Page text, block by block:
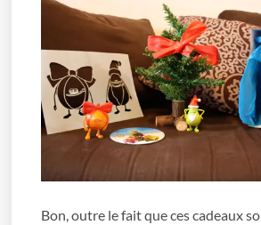
Bon, outre le fait que ces cadeaux